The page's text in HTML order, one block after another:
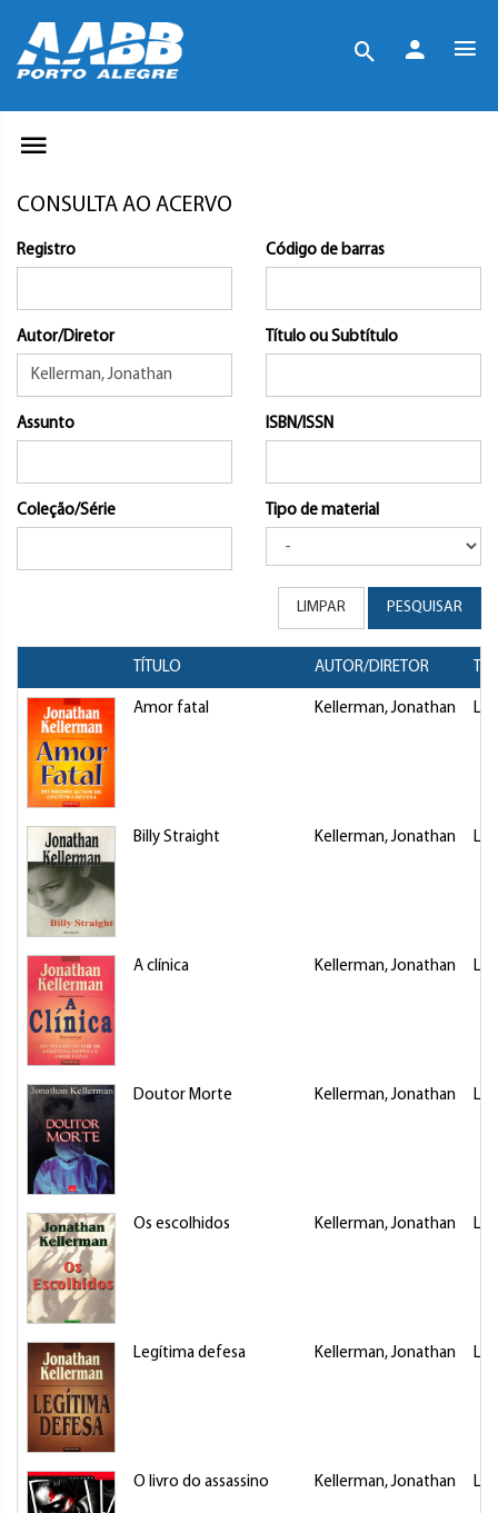
CONSULTA AO ACERVO
Registro Código de barras
Autor/Diretor Título ou Subtítulo
Assunto ISBN/ISSN
Coleção/Série Tipo de material
LIMPAR PESQUISAR
TÍTULO AUTOR/DIRETOR
Amor fatal Kellerman, Jonathan
Billy Straight Kellerman, Jonathan
A clínica Kellerman, Jonathan
Doutor Morte Kellerman, Jonathan
Os escolhidos Kellerman, Jonathan
Legítima defesa Kellerman, Jonathan
O livro do assassino Kellerman, Jonathan